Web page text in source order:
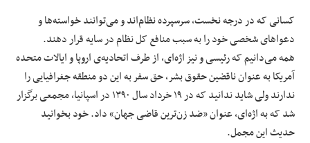
کسانی که در درجه‌ نخست، سرسپرده نظام‌اند و می‌توانند خواسته‌ها و
دعواهای شخصی خود را به سبب منافع کل نظام در سایه قرار دهند.
همه می‌دانیم که رئیسی و نیز اژه‌ای، از طرف اتحادیه‌ی اروپا و ایالات متحده‌
آمریکا به عنوان ناقضین حقوق بشر، حق سفر به این دو منطقه‌ جغرافیایی را
ندارند ولی شاید ندانید که در ۱۹ خرداد سال ۱۳۹۰ در اسپانیا، مجمعی برگزار
شد که به اژه‌ای، عنوان «ضد زن‌ترین قاضی جهان» داد. خود بخوانید
حدیث این مجمل.